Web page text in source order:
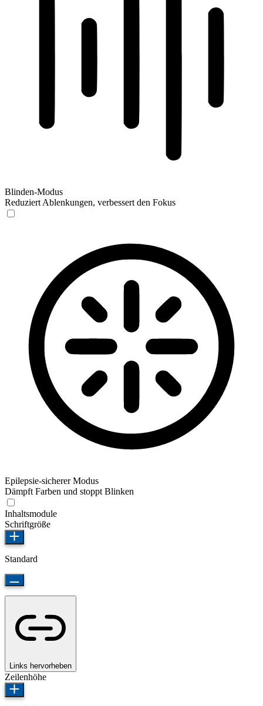
Blinden-Modus
Reduziert Ablenkungen, verbessert den Fokus
Epilepsie-sicherer Modus
Dämpft Farben und stoppt Blinken
Inhaltsmodule
Schriftgröße
Standard
Links hervorheben
Zeilenhöhe